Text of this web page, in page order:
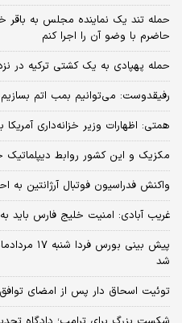
حمله تند یک نماینده مجلس به
حاضرم با وضو آن را اجرا کنم
حمله پهپادی به یک کشتی ترکیه در
رفیقدوست: می‌توانیم بمب اتم
همتی: اظهارات وزیر خزانه‌داری
مکزیک و این کشور روابط دیپلماتیک
واکنش فدراسیون فوتبال آرژانتین
غریب آبادی: امنیت خلیج فارس
شد
توئیت اسحاق دار پس از امضای